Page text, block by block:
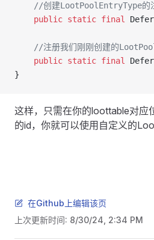
//创建LootPoolEntryType的
    public
static final
//注册我们刚刚创建的
    public
static final
}
这样，只需在你的loottable对应
的id，你就可以使用自定义的
在Github上编辑该页
上次更新时间: 8/30/24, 2:34 PM